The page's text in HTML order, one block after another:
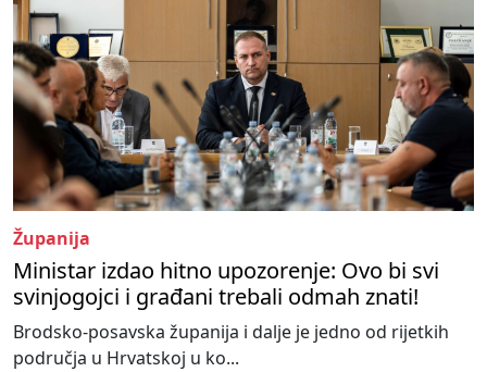
Županija
Ministar izdao hitno upozorenje: Ovo bi svi
svinjogojci i građani trebali odmah znati!
Brodsko-posavska županija i dalje je jedno od rijetkih
područja u Hrvatskoj u ko...